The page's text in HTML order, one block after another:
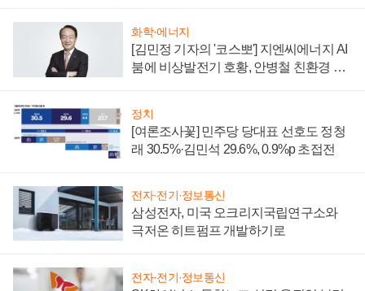
화학·에너지
[김민정 기자의 '코스뽀'] 지엔씨에너지 AI
붐에 비상발전기 호황, 안병철 친환경 에
정치
[여론조사꽃] 민주당 당대표 선호도 정청
래 30.5%·김민석 29.6%, 0.9%p 초접전
전자·전기·정보통신
삼성전자, 미국 오크리지국립연구소와
극저온 히트펌프 개발하기로
전자·전기·정보통신